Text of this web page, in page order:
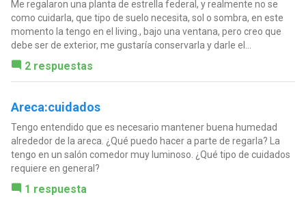
Me regalaron una planta de estrella federal, y realmente no se
como cuidarla, que tipo de suelo necesita, sol o sombra, en este
momento la tengo en el living., bajo una ventana, pero creo que
debe ser de exterior, me gustaría conservarla y darle el...
2 respuestas
Areca:cuidados
Tengo entendido que es necesario mantener buena humedad
alrededor de la areca. ¿Qué puedo hacer a parte de regarla? La
tengo en un salón comedor muy luminoso. ¿Qué tipo de cuidados
requiere en general?
1 respuesta